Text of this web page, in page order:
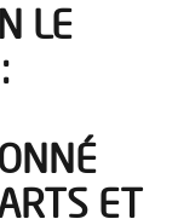
LE
ET